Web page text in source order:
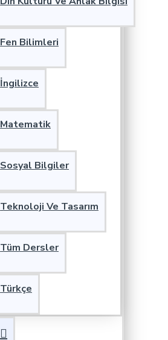
Fen Bilimleri
İngilizce
Matematik
Sosyal Bilgiler
Teknoloji Ve Tasarım
Tüm Dersler
Türkçe